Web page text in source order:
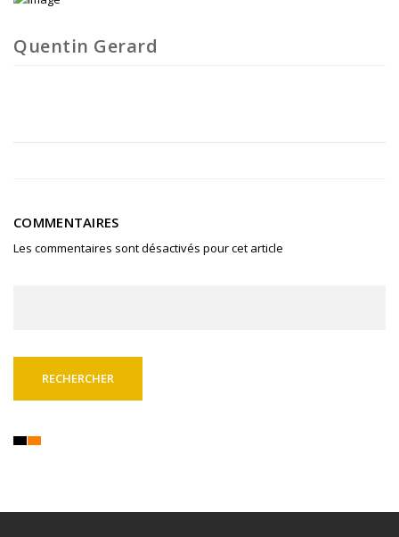
Quentin Gerard
COMMENTAIRES
Les commentaires sont désactivés pour cet article